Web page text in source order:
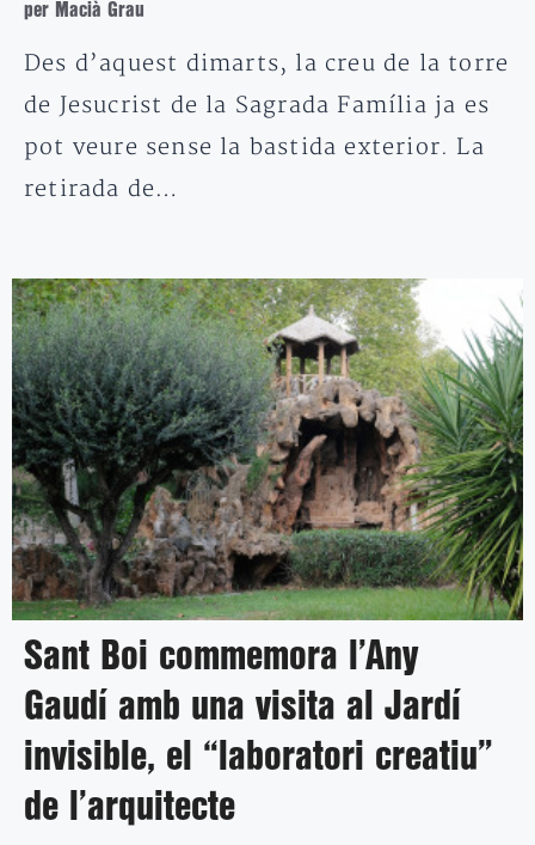
per Macià Grau
Des d’aquest dimarts, la creu de la torre
de Jesucrist de la Sagrada Família ja es
pot veure sense la bastida exterior. La
retirada de…
Sant Boi commemora l’Any
Gaudí amb una visita al Jardí
invisible, el “laboratori creatiu”
de l’arquitecte